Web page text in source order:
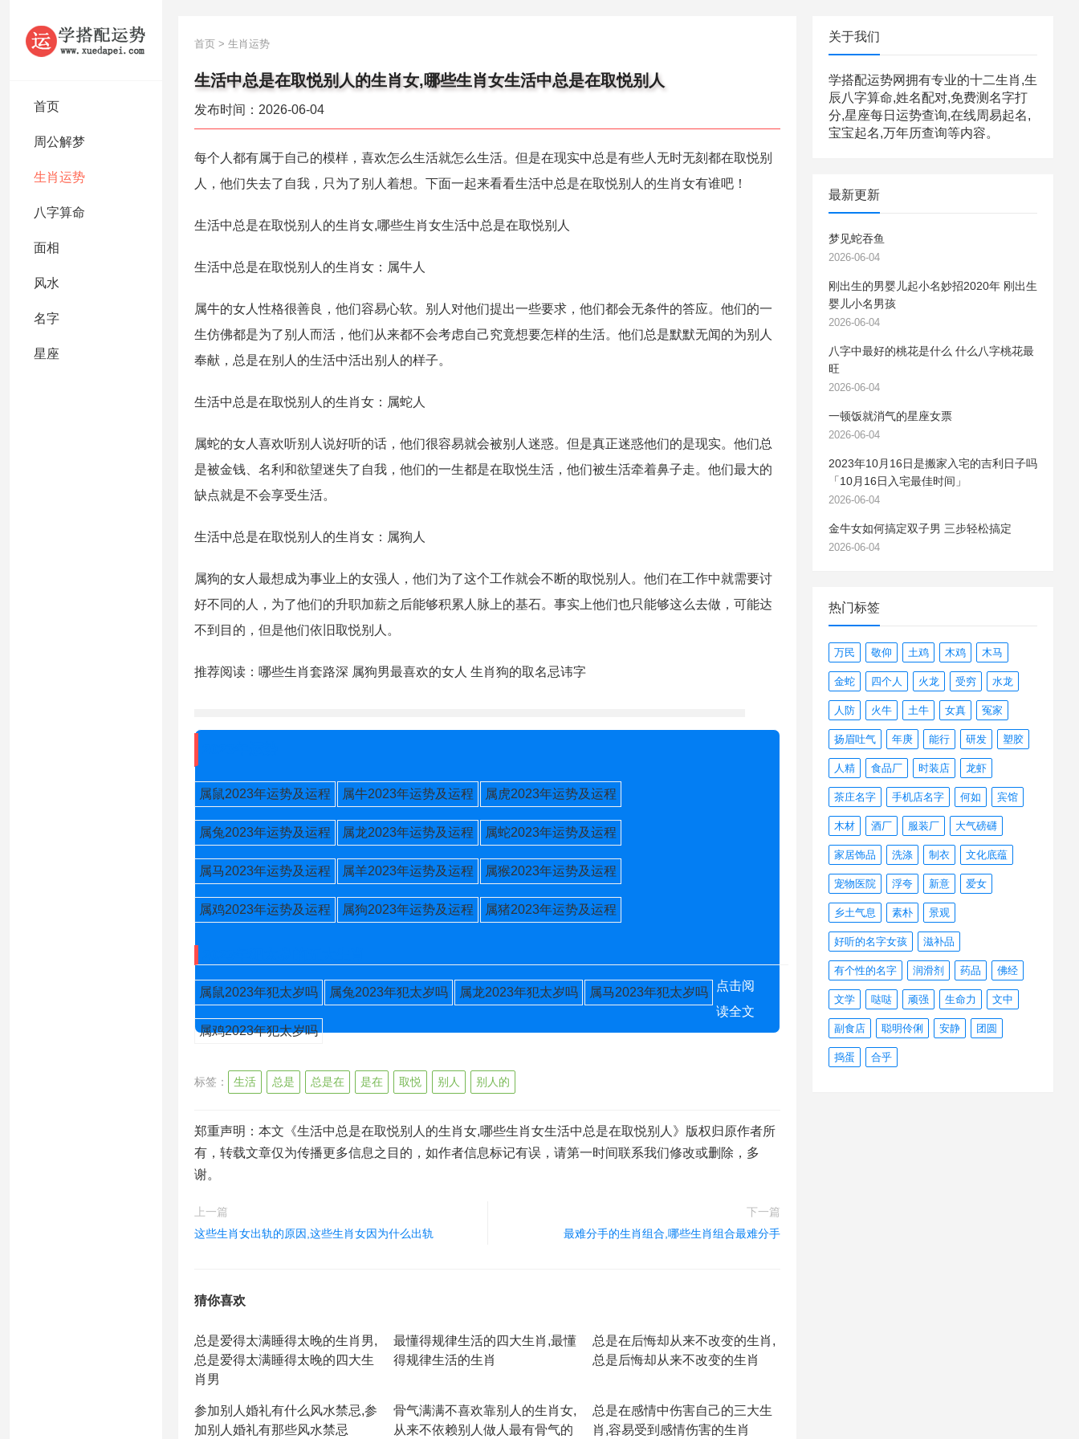
首页
周公解梦
生肖运势
八字算命
面相
风水
名字
星座
首页 > 生肖运势
生活中总是在取悦别人的生肖女,哪些生肖女生活中总是在取悦别人
发布时间：2026-06-04
每个人都有属于自己的模样，喜欢怎么生活就怎么生活。但是在现实中总是有些人无时无刻都在取悦别
人，他们失去了自我，只为了别人着想。下面一起来看看生活中总是在取悦别人的生肖女有谁吧！
生活中总是在取悦别人的生肖女,哪些生肖女生活中总是在取悦别人
生活中总是在取悦别人的生肖女：属牛人
属牛的女人性格很善良，他们容易心软。别人对他们提出一些要求，他们都会无条件的答应。他们的一
生仿佛都是为了别人而活，他们从来都不会考虑自己究竟想要怎样的生活。他们总是默默无闻的为别人
奉献，总是在别人的生活中活出别人的样子。
生活中总是在取悦别人的生肖女：属蛇人
属蛇的女人喜欢听别人说好听的话，他们很容易就会被别人迷惑。但是真正迷惑他们的是现实。他们总
是被金钱、名利和欲望迷失了自我，他们的一生都是在取悦生活，他们被生活牵着鼻子走。他们最大的
缺点就是不会享受生活。
生活中总是在取悦别人的生肖女：属狗人
属狗的女人最想成为事业上的女强人，他们为了这个工作就会不断的取悦别人。他们在工作中就需要讨
好不同的人，为了他们的升职加薪之后能够积累人脉上的基石。事实上他们也只能够这么去做，可能达
不到目的，但是他们依旧取悦别人。
推荐阅读：哪些生肖套路深 属狗男最喜欢的女人 生肖狗的取名忌讳字
属鼠2023年运势及运程 属牛2023年运势及运程 属虎2023年运势及运程
属兔2023年运势及运程 属龙2023年运势及运程 属蛇2023年运势及运程
属马2023年运势及运程 属羊2023年运势及运程 属猴2023年运势及运程
属鸡2023年运势及运程 属狗2023年运势及运程 属猪2023年运势及运程
属鼠2023年犯太岁吗 属兔2023年犯太岁吗 属龙2023年犯太岁吗 属马2023年犯太岁吗
属鸡2023年犯太岁吗
点击阅
读全文
标签： 生活 总是 总是在 是在 取悦 别人 别人的
郑重声明：本文《生活中总是在取悦别人的生肖女,哪些生肖女生活中总是在取悦别人》版权归原作者所
有，转载文章仅为传播更多信息之目的，如作者信息标记有误，请第一时间联系我们修改或删除，多
谢。
上一篇
这些生肖女出轨的原因,这些生肖女因为什么出轨
下一篇
最难分手的生肖组合,哪些生肖组合最难分手
猜你喜欢
总是爱得太满睡得太晚的生肖男,
总是爱得太满睡得太晚的四大生
肖男
最懂得规律生活的四大生肖,最懂
得规律生活的生肖
总是在后悔却从来不改变的生肖,
总是后悔却从来不改变的生肖
参加别人婚礼有什么风水禁忌,参
加别人婚礼有那些风水禁忌
骨气满满不喜欢靠别人的生肖女,
从来不依赖别人做人最有骨气的
总是在感情中伤害自己的三大生
肖,容易受到感情伤害的生肖
关于我们
学搭配运势网拥有专业的十二生肖,生
辰八字算命,姓名配对,免费测名字打
分,星座每日运势查询,在线周易起名,
宝宝起名,万年历查询等内容。
最新更新
梦见蛇吞鱼
2026-06-04
刚出生的男婴儿起小名妙招2020年 刚出生
婴儿小名男孩
2026-06-04
八字中最好的桃花是什么 什么八字桃花最
旺
2026-06-04
一顿饭就消气的星座女票
2026-06-04
2023年10月16日是搬家入宅的吉利日子吗
「10月16日入宅最佳时间」
2026-06-04
金牛女如何搞定双子男 三步轻松搞定
2026-06-04
热门标签
万民 敬仰 土鸡 木鸡 木马
金蛇 四个人 火龙 受穷 水龙
人防 火牛 土牛 女真 冤家
扬眉吐气 年庚 能行 研发 塑胶
人精 食品厂 时装店 龙虾
茶庄名字 手机店名字 何如 宾馆
木材 酒厂 服装厂 大气磅礴
家居饰品 洗涤 制衣 文化底蕴
宠物医院 浮夸 新意 爱女
乡土气息 素朴 景观
好听的名字女孩 滋补品
有个性的名字 润滑剂 药品 佛经
文学 哒哒 顽强 生命力 文中
副食店 聪明伶俐 安静 团圆
捣蛋 合乎